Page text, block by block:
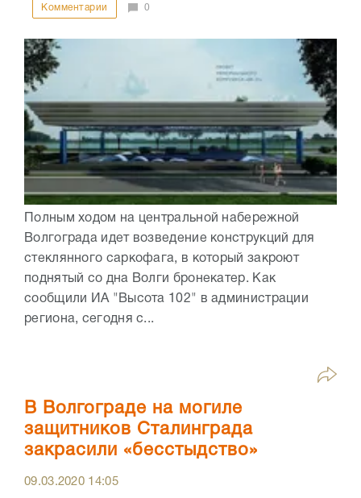
Комментарии 0
Полным ходом на центральной набережной
Волгограда идет возведение конструкций для
стеклянного саркофага, в который закроют
поднятый со дна Волги бронекатер. Как
сообщили ИА "Высота 102" в администрации
региона, сегодня с...
В Волгограде на могиле
защитников Сталинграда
закрасили «бесстыдство»
09.03.2020 14:05